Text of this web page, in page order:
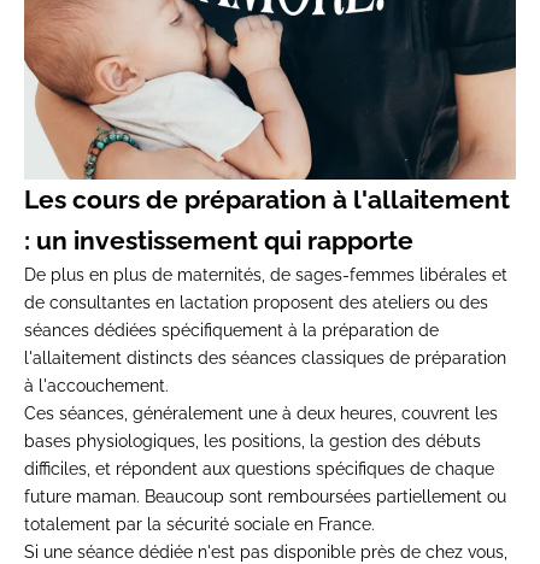
Les cours de préparation à l'allaitement
: un investissement qui rapporte
De plus en plus de maternités, de sages-femmes libérales et
de consultantes en lactation proposent des ateliers ou des
séances dédiées spécifiquement à la préparation de
l'allaitement distincts des séances classiques de préparation
à l'accouchement.
Ces séances, généralement une à deux heures, couvrent les
bases physiologiques, les positions, la gestion des débuts
difficiles, et répondent aux questions spécifiques de chaque
future maman. Beaucoup sont remboursées partiellement ou
totalement par la sécurité sociale en France.
Si une séance dédiée n'est pas disponible près de chez vous,